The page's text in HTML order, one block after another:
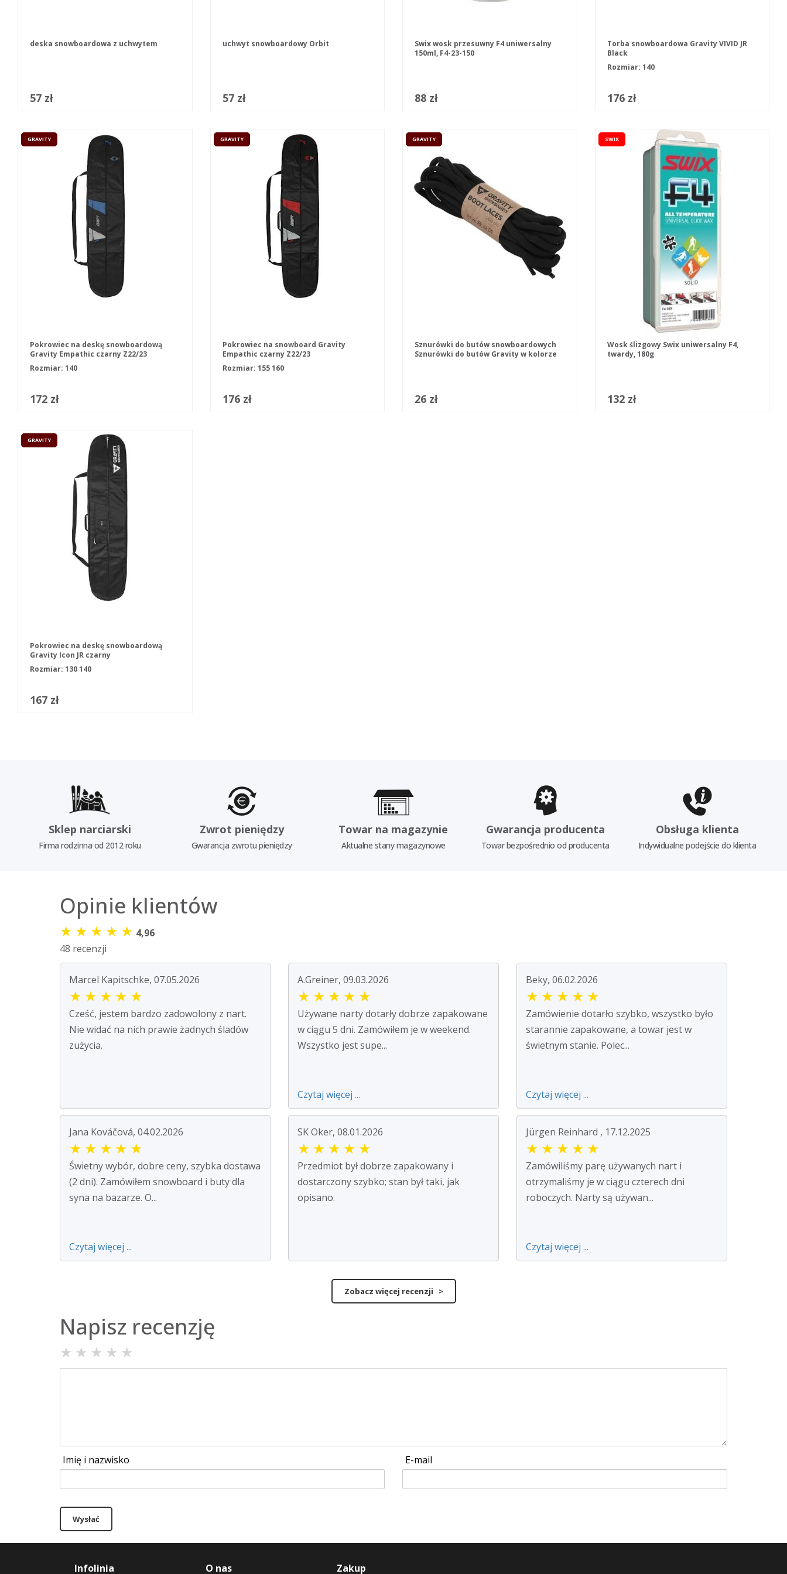
deska snowboardowa z uchwytem
57 zł
uchwyt snowboardowy Orbit
57 zł
Swix wosk przesuwny F4 uniwersalny
150ml, F4-23-150
88 zł
Torba snowboardowa Gravity VIVID JR
Black
Rozmiar: 140
176 zł
GRAVITY
Pokrowiec na deskę snowboardową
Gravity Empathic czarny Z22/23
Rozmiar: 140
172 zł
GRAVITY
Pokrowiec na snowboard Gravity
Empathic czarny Z22/23
Rozmiar: 155160
176 zł
GRAVITY
Sznurówki do butów snowboardowych
Sznurówki do butów Gravity w kolorze
26 zł
SWIX
Wosk ślizgowy Swix uniwersalny F4,
twardy, 180g
132 zł
GRAVITY
Pokrowiec na deskę snowboardową
Gravity Icon JR czarny
Rozmiar: 130140
167 zł
Sklep narciarski
Firma rodzinna od 2012 roku
Zwrot pieniędzy
Gwarancja zwrotu pieniędzy
Towar na magazynie
Aktualne stany magazynowe
Gwarancja producenta
Towar bezpośrednio od producenta
Obsługa klienta
Indywidualne podejście do klienta
Opinie klientów
★ ★ ★ ★ ★ 4,96
48 recenzji
Marcel Kapitschke, 07.05.2026
★ ★ ★ ★ ★
Cześć, jestem bardzo zadowolony z nart.
Nie widać na nich prawie żadnych śladów
zużycia.
A.Greiner, 09.03.2026
★ ★ ★ ★ ★
Używane narty dotarły dobrze zapakowane
w ciągu 5 dni. Zamówiłem je w weekend.
Wszystko jest supe...
Czytaj więcej ...
Beky, 06.02.2026
★ ★ ★ ★ ★
Zamówienie dotarło szybko, wszystko było
starannie zapakowane, a towar jest w
świetnym stanie. Polec...
Czytaj więcej ...
Jana Kováčová, 04.02.2026
★ ★ ★ ★ ★
Świetny wybór, dobre ceny, szybka dostawa
(2 dni). Zamówiłem snowboard i buty dla
syna na bazarze. O...
Czytaj więcej ...
SK Oker, 08.01.2026
★ ★ ★ ★ ★
Przedmiot był dobrze zapakowany i
dostarczony szybko; stan był taki, jak
opisano.
Jürgen Reinhard , 17.12.2025
★ ★ ★ ★ ★
Zamówiliśmy parę używanych nart i
otrzymaliśmy je w ciągu czterech dni
roboczych. Narty są używan...
Czytaj więcej ...
Zobacz więcej recenzji >
Napisz recenzję
★ ★ ★ ★ ★
Imię i nazwisko E-mail
Wysłać
Infolinia O nas Zakup